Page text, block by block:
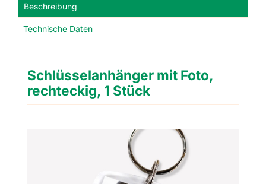
Beschreibung
Technische Daten
Schlüsselanhänger mit Foto,
rechteckig, 1 Stück